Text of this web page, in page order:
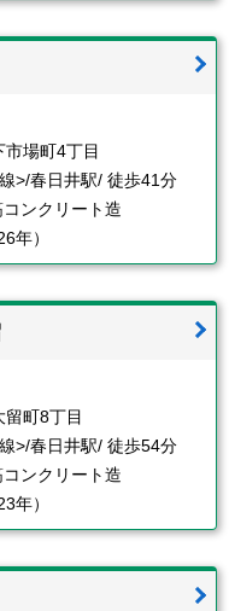
場町4丁目
>/春日井駅/ 徒歩41分
ンクリート造
年）
町8丁目
>/春日井駅/ 徒歩54分
ンクリート造
年）